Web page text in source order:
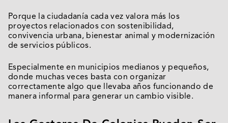
Porque la ciudadanía cada vez valora más los
proyectos relacionados con sostenibilidad,
convivencia urbana, bienestar animal y modernización
de servicios públicos.
Especialmente en municipios medianos y pequeños,
donde muchas veces basta con organizar
correctamente algo que llevaba años funcionando de
manera informal para generar un cambio visible.